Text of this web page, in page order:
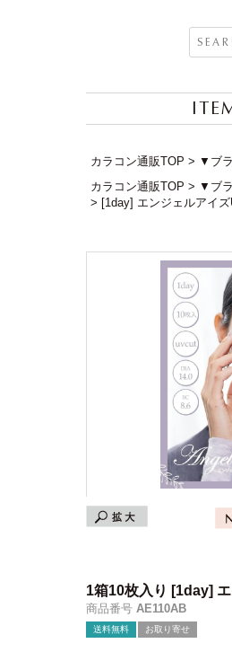
カラコン通販TOP ▼ブ
カラコン通販TOP
▼ブ
[1day] エンジェルアイ
1箱10枚入り [1day]
商品番号 AE110AB
送料無料 お取り寄せ